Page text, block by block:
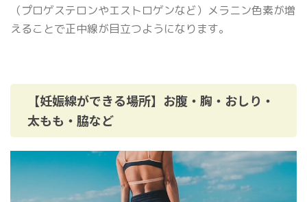
（プロゲステロンやエストロゲンなど）メラニン色素が増
えることで正中線が目立つようになります。
【妊娠線ができる場所】お腹・胸・おしり・
太もも・脇など